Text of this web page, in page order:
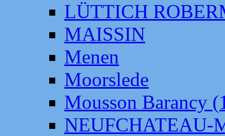
LÜTTICH
MAISSIN
Menen
Moorslede
Mousson Barancy
NEUFCHATEAU-